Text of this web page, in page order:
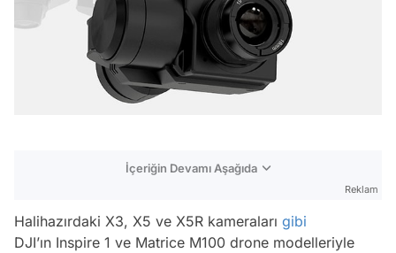
İçeriğin Devamı Aşağıda
Reklam
Halihazırdaki X3, X5 ve X5R kameraları gibi
DJI’ın Inspire 1 ve Matrice M100 drone modelleriyle